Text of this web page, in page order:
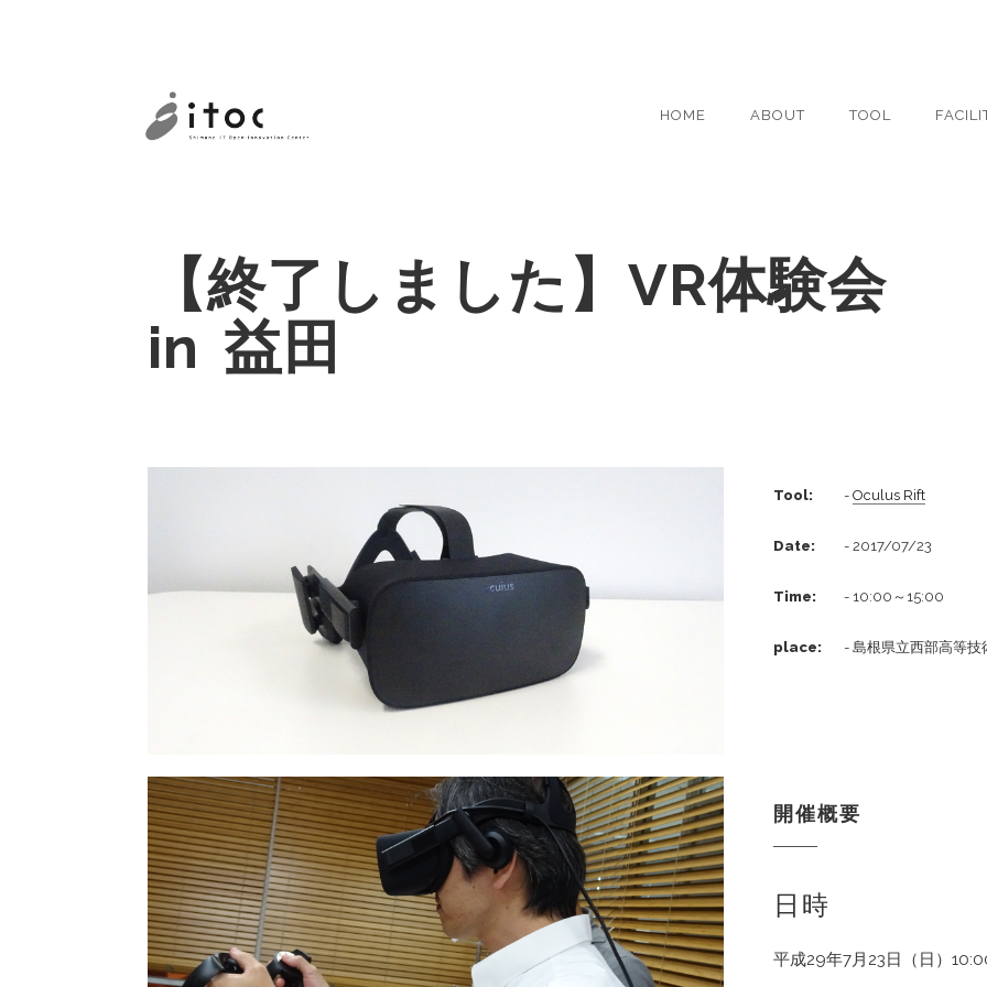
HOME ABOUT TOOL
【終了しました】VR体験会
in 益田
Tool: - Oculus Rift
Date: - 2017/07/23
Time: - 10:00～15:00
place: - 島根県立西部高等技
開催概要
日時
平成29年7月23日（日）